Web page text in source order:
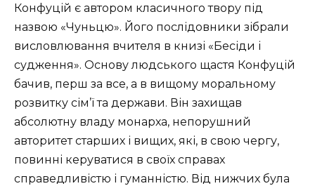
Конфуцій є автором класичного твору під
назвою «Чуньцю». Його послідовники зібрали
висловлювання вчителя в книзі «Бесіди і
судження». Основу людського щастя Конфуцій
бачив, перш за все, а в вищому моральному
розвитку сім’ї та держави. Він захищав
абсолютну владу монарха, непорушний
авторитет старших і вищих, які, в свою чергу,
повинні керуватися в своїх справах
справедливістю і гуманністю. Від нижчих була